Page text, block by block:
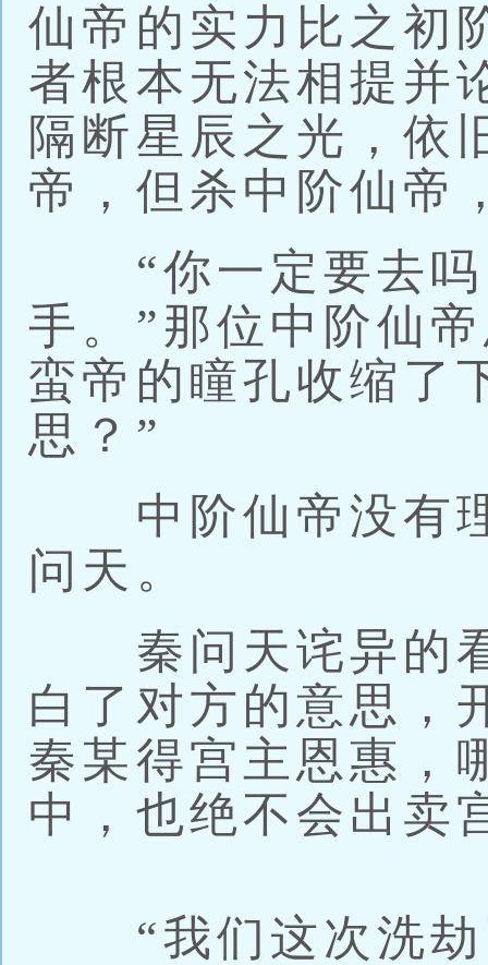
仙帝的实力比之初
者根本无法相提并
隔断星辰之光，依
帝，但杀中阶仙帝
“你一定要去吗
手。”那位中阶仙
蛮帝的瞳孔收缩了
思？”
中阶仙帝没有理
问天。
秦问天诧异的看
白了对方的意思，
秦某得宫主恩惠，
中，也绝不会出卖
“我们这次洗劫